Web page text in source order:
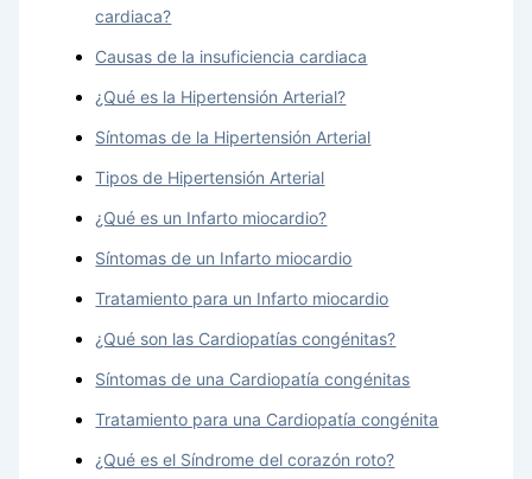
cardiaca?
Causas de la insuficiencia cardiaca
¿Qué es la Hipertensión Arterial?
Síntomas de la Hipertensión Arterial
Tipos de Hipertensión Arterial
¿Qué es un Infarto miocardio?
Síntomas de un Infarto miocardio
Tratamiento para un Infarto miocardio
¿Qué son las Cardiopatías congénitas?
Síntomas de una Cardiopatía congénitas
Tratamiento para una Cardiopatía congénita
¿Qué es el Síndrome del corazón roto?